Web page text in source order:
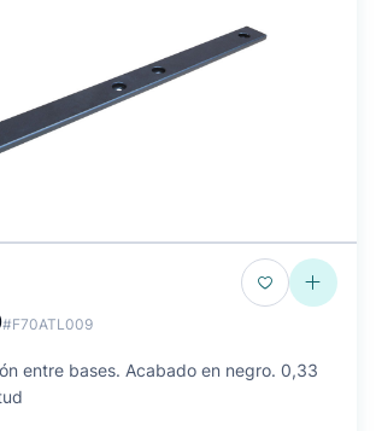
#F70ATL009
entre bases. Acabado en negro. 0,33